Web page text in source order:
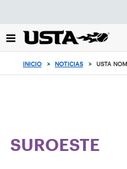
el
botón
INICIO > NOTICIAS > USTA
SUROESTE